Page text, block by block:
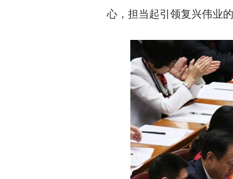
心，担当起引领复兴伟业